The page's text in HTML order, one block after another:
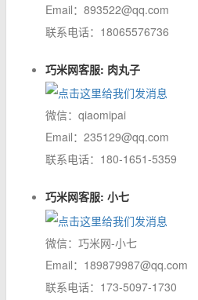
Email：893522@qq.com
联系电话：18065576736
巧米网客服: 肉丸子
微信：qiaomipai
Email：235129@qq.com
联系电话：180-1651-5359
巧米网客服: 小七
微信：巧米网-小七
Email：189879987@qq.com
联系电话：173-5097-1730